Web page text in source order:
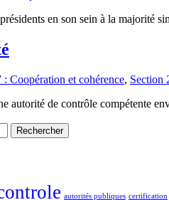
en son sein à la majorité
Coopération et cohérence, Section
autorité de contrôle compétente
autorités publiques certification